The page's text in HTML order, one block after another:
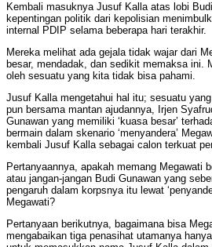
Kembali masuknya Jusuf Kalla atas lobi
kepentingan politik dari kepolisian
internal PDIP selama beberapa hari terakhir.
Mereka melihat ada gejala tidak wajar dari
besar, mendadak, dan sedikit memaksa ini.
oleh sesuatu yang kita tidak bisa pahami.
Jusuf Kalla mengetahui hal itu; sesuatu
pun bersama mantan ajudannya, Irjen
Gunawan yang memiliki ‘kuasa besar’
bermain dalam skenario ‘menyandera’
kembali Jusuf Kalla sebagai calon terkuat
Pertanyaannya, apakah memang Megawati
atau jangan-jangan Budi Gunawan yang
pengaruh dalam korpsnya itu lewat
Megawati?
Pertanyaan berikutnya, bagaimana bisa
mengabaikan tiga penasihat utamanya